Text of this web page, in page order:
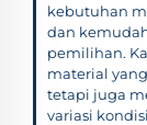
kebutuhan
dan
pemilihan.
material
tetapi juga
variasi